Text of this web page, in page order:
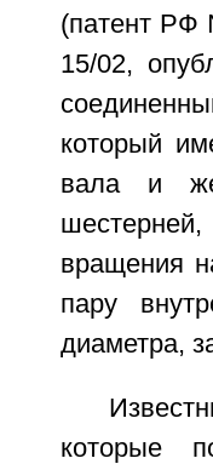
(патент РФ
15/02,
который
вала и
вращения
пару
диаметра,
которые